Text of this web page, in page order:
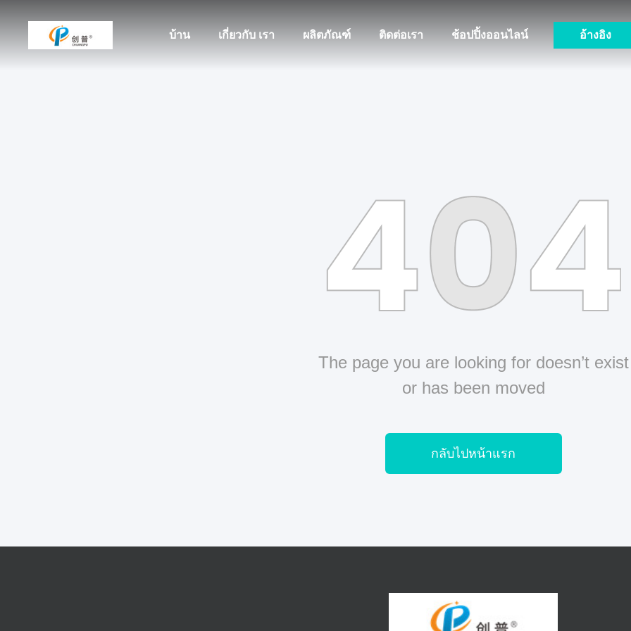
บ้าน เกี่ยวกับ เรา ผลิตภัณฑ์ ติดต่อเรา ช้อปปิ้งออนไลน์ อ้างอิง
The page you are looking for doesn’t exist
or has been moved
กลับไปหน้าแรก